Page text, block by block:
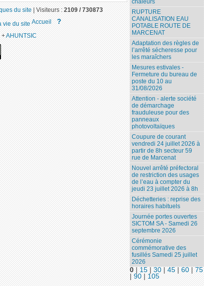
chaleurs
RUPTURE
CANALISATION EAU
POTABLE ROUTE DE
MARCENAT
Adaptation des règles de
l’arrêté sécheresse pour
les maraîchers
Mesures estivales -
Fermeture du bureau de
poste du 10 au
31/08/2026
Attention - alerte société
de démarchage
frauduleuse pour des
panneaux
photovoltaïques
Coupure de courant
vendredi 24 juillet 2026 à
partir de 8h secteur 59
rue de Marcenat
Nouvel arrêté préfectoral
de restriction des usages
de l’eau à compter du
jeudi 23 juillet 2026 à 8h
Déchetteries : reprise des
horaires habituels
Journée portes ouvertes
SICTOM SA - Samedi 26
septembre 2026
Cérémonie
commémorative des
fusillés Samedi 25 juillet
2026
0|15|30|45|60|75
|90|105
du site|Visiteurs :2109 / 730873
Accueil ?
+AHUNTSIC